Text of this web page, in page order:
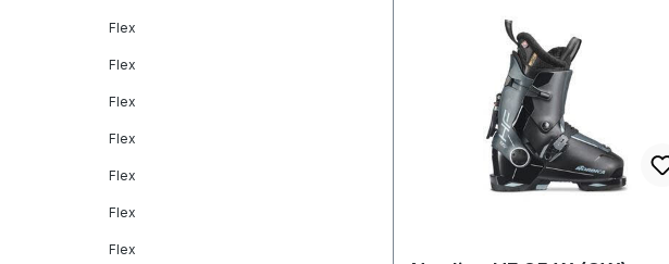
Flex
Flex
Flex
Flex
Flex
Flex
Flex